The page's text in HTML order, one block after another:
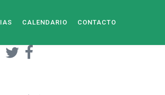
CALENDARIO CONTACTO